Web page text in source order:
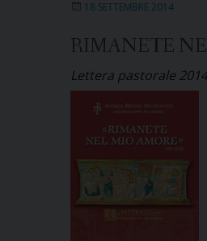
18 SETTEMBRE 2014
RIMANETE
Lettera pastorale